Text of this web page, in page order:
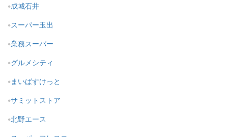
成城石井
スーパー玉出
業務スーパー
グルメシティ
まいばすけっと
サミットストア
北野エース